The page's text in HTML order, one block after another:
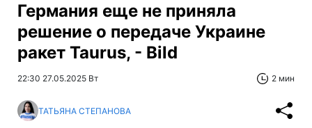
Германия еще не приняла
решение о передаче Украине
ракет Taurus, - Bild
22:30 27.05.2025 Вт 2 мин
ТАТЬЯНА СТЕПАНОВА